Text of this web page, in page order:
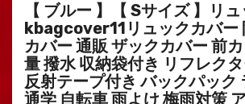
【 ブルー 】【 Sサイズ 】リ
kbagcover11リュックカバー
カバー 通販 ザックカバー 前
量 撥水 収納袋付き リフレク
反射テープ付き バックパック
通学 自転車 雨よけ 梅雨対策